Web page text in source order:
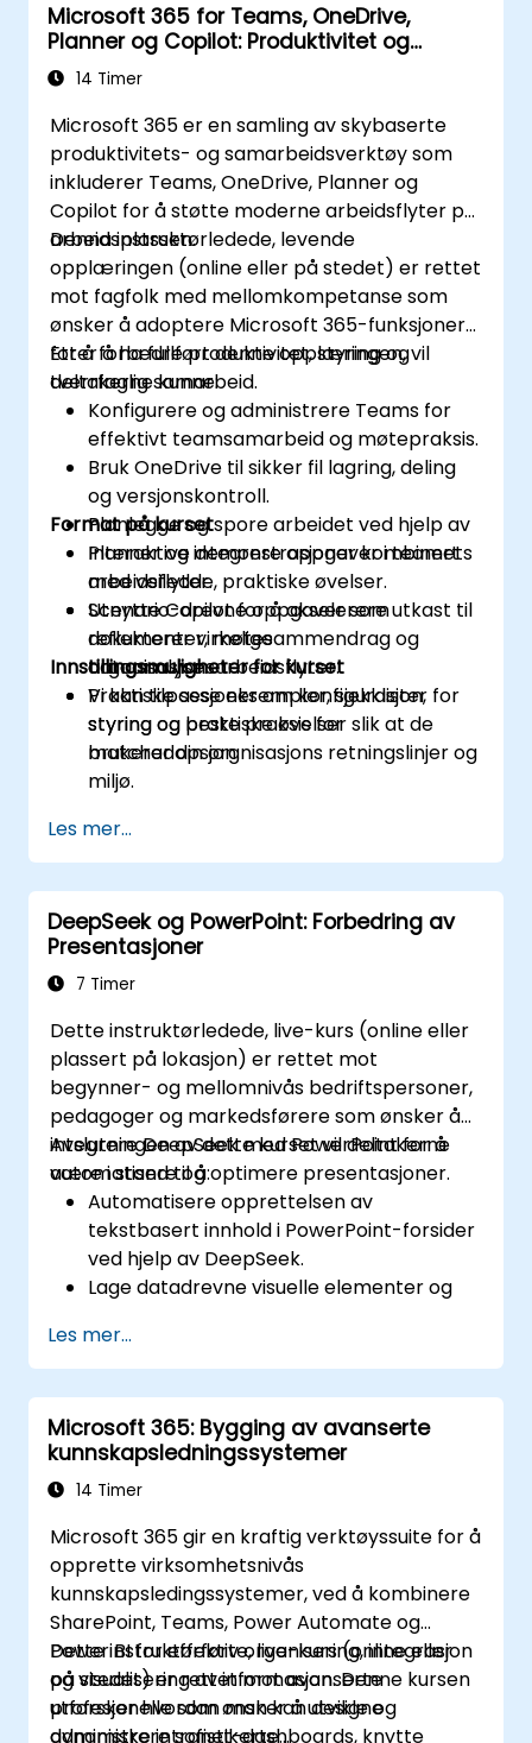
Microsoft 365 for Teams, OneDrive,
Planner og Copilot: Produktivitet og
styring
14 Timer
Microsoft 365 er en samling av skybaserte
produktivitets- og samarbeidsverktøy som
inkluderer Teams, OneDrive, Planner og
Copilot for å støtte moderne arbeidsflyter på
arbeidsplassen.
Denna instruktørledede, levende
opplæringen (online eller på stedet) er rettet
mot fagfolk med mellomkompetanse som
ønsker å adoptere Microsoft 365-funksjoner
for å forbedre produktivitet, styring og
tverrfaglig samarbeid.
Etter å ha fullført denne opplæringen, vil
deltakerne kunne:
Konfigurere og administrere Teams for
effektivt teamsamarbeid og møtepraksis.
Bruk OneDrive til sikker fil lagring, deling
og versjonskontroll.
Planlegge og spore arbeidet ved hjelp av
Planner og integrere oppgaver i teamets
arbeidsflyter.
Utnytte Copilot for å akselerere utkast til
dokumenter, møtesammendrag og
dataanalyse.
Format på kurset
Interaktive demonstrasjoner kombinert
med veiledde, praktiske øvelser.
Scenario-drevne oppgaver som
reflekterer virkelige
organisasjonsarbeidsflyter.
Praktiske sesjoner om konfigurasjon,
styring og beste praksis for
brukeradopsjon.
Innstillingsmuligheter for kurset
Vi kan tilpasse eksempler, sjekklister for
styring og praktiske øvelser slik at de
matcher din orgnisasjons retningslinjer og
miljø.
Les mer...
DeepSeek og PowerPoint: Forbedring av
Presentasjoner
7 Timer
Dette instruktørledede, live-kurs (online eller
plassert på lokasjon) er rettet mot
begynner- og mellomnivås bedriftspersoner,
pedagoger og markedsførere som ønsker å
integrere DeepSeek med PowerPoint for å
automatisere og optimere presentasjoner.
Avslutningen av dette kurset vil deltakerne
være i stand til å:
Automatisere opprettelsen av
tekstbasert innhold i PowerPoint-forsider
ved hjelp av DeepSeek.
Lage datadrevne visuelle elementer og
modeller.
Bruk AI til å summerize lange rapporter
og omforme dem til presentasjonsklare
sider.
Integrasjon av DeepSeek med PowerPoint
for en strømlinjet, dynamisk presentasjon.
Les mer...
Microsoft 365: Bygging av avanserte
kunnskapsledningssystemer
14 Timer
Microsoft 365 gir en kraftig verktøyssuite for å
opprette virksomhetsnivås
kunnskapsledingssystemer, ved å kombinere
SharePoint, Teams, Power Automate og
Power BI for effektiv organisering, integrasjon
og visualisering av informasjon. Denne kursen
utforsker hvordan man kan designe
dynamiske intranet-dashboards, knytte
Dette instruktørførte, live-kurs (online eller
på stedet) er rettet mot avanserte
profesjonelle som ønsker å utvikle og
administrere sofistikerte